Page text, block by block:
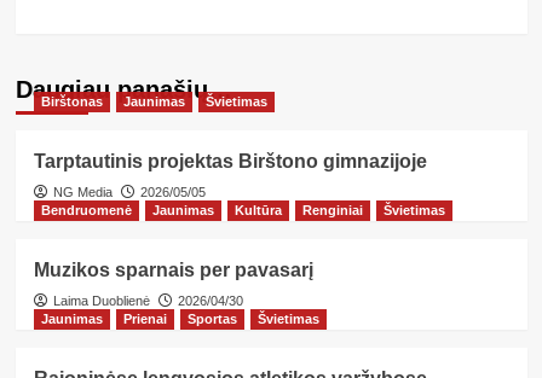
Daugiau panašių…
Birštonas Jaunimas Švietimas
Tarptautinis projektas Birštono gimnazijoje
NG Media
2026/05/05
Bendruomenė
Jaunimas Kultūra Renginiai Švietimas
Muzikos sparnais per pavasarį
Laima Duoblienė
2026/04/30
Jaunimas
Prienai Sportas Švietimas